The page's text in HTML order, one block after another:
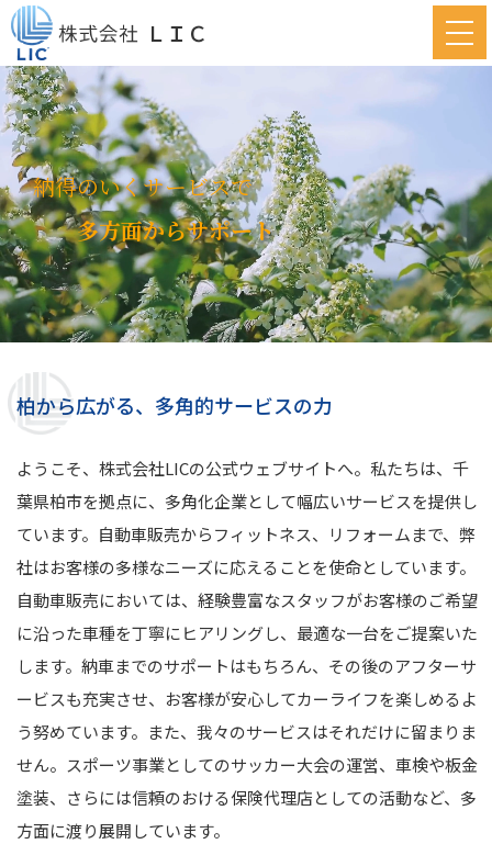
納得のいくサービスで
多方面からサポート
柏から広がる、多角的サービスの力
ようこそ、株式会社LICの公式ウェブサイトへ。私たちは、千
葉県柏市を拠点に、多角化企業として幅広いサービスを提供し
ています。 自動車販売からフィットネス、リフォームまで、弊
社はお客様の多様なニーズに応えることを使命としています。
自動車販売においては、経験豊富なスタッフがお客様のご希望
に沿った車種を丁寧にヒアリングし、最適な一台をご提案いた
します。納車までのサポートはもちろん、その後のアフターサ
ービスも充実させ、 お客様が安心してカーライフを楽しめるよ
う努めています。 また、我々のサービスはそれだけに留まりま
せん。 スポーツ事業としてのサッカー大会の運営、車検や板金
塗装、 さらには信頼のおける保険代理店としての活動など、多
方面に渡り展開しています。